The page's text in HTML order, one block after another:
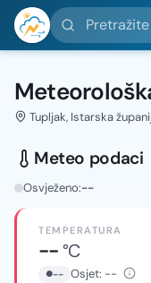
Pretražite
Tupljak, Istarska
Meteo podaci
Osvježeno:--
TEMPERATURA
--°C
-- Osjet: --